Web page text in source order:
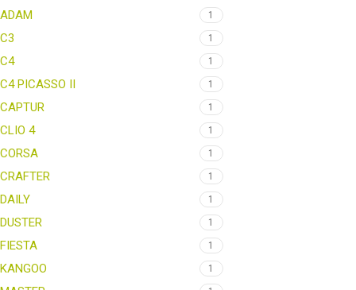
ADAM 1
C3 1
C4 1
C4 PICASSO II 1
CAPTUR 1
CLIO 4 1
CORSA 1
CRAFTER 1
DAILY 1
DUSTER 1
FIESTA 1
KANGOO 1